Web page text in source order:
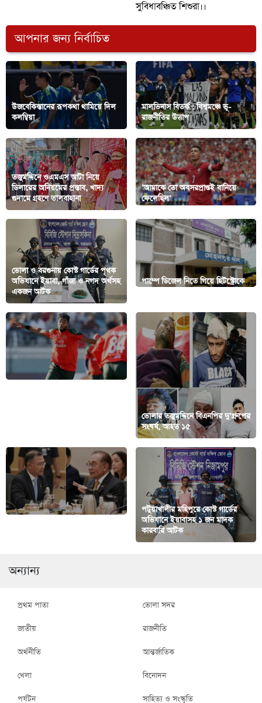
সুবিধাবঞ্চিত শিশুরা।।
আপনার জন্য নির্বাচিত
উজবেকিস্তানের রূপকথা থামিয়ে দিল
কলম্বিয়া
মালভিনাস বিতর্ক : বিশ্বমঞ্চে ভূ-
রাজনীতির উত্তাপ
তজুমদ্দিনে ওএমএস আটা নিয়ে
ডিলারের অনিয়মের প্রস্তাব, খাদ্য
গুদামে গ্রহণে তালবাহানা
‘আমাকে তো অবসরপ্রাপ্তই বানিয়ে
ফেলেছিল’
ভোলা ও বরগুনায় কোস্ট গার্ডের পৃথক
অভিযানে ইয়াবা, গাঁজা ও নগদ অর্থসহ
একজন আটক
পাম্পে ডিজেল নিতে গিয়ে হিটস্ট্রোকে
ভোলার তজুমদ্দিনে বিএনপির দু’গ্রুপের
সংঘর্ষ, আহত ১৫
পটুয়াখালীর মহিপুরে কোস্ট গার্ডের
অভিযানে ইয়াবাসহ ১ জন মাদক
কারবারি আটক
অন্যান্য
প্রথম পাতা ভোলা সদর
জাতীয় রাজনীতি
অর্থনীতি আন্তর্জাতিক
খেলা বিনোদন
পর্যটন সাহিত্য ও সংস্কৃতি